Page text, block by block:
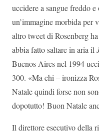
uccidere a sangue freddo
un’immagine morbida per
altro tweet di Rosenberg
abbia fatto saltare in aria il
Buenos Aires nel 1994
300. «Ma ehi – ironizza
Natale quindi forse non
dopotutto! Buon Natale
Il direttore esecutivo della